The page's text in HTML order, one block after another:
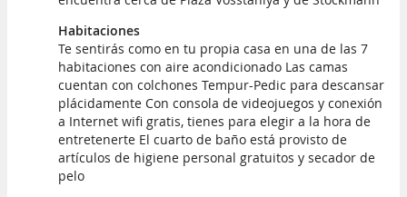
Habitaciones
Te sentirás como en tu propia casa en una de las 7
habitaciones con aire acondicionado Las camas
cuentan con colchones Tempur-Pedic para descansar
plácidamente Con consola de videojuegos y conexión
a Internet wifi gratis, tienes para elegir a la hora de
entretenerte El cuarto de baño está provisto de
artículos de higiene personal gratuitos y secador de
pelo